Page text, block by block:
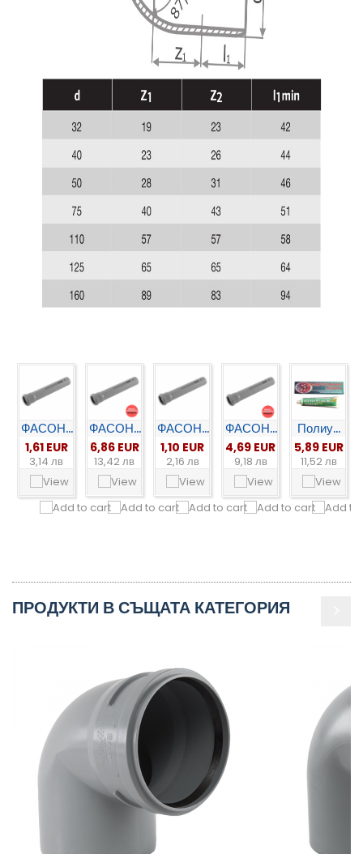
ФАСОН...
1,61 EUR
3,14 лв
ФАСОН...
6,86 EUR
13,42 лв
ФАСОН...
1,10 EUR
2,16 лв
ФАСОН...
4,69 EUR
9,18 лв
Полиу...
5,89 EUR
11,52 лв
ПРОДУКТИ В СЪЩАТА КАТЕГОРИЯ